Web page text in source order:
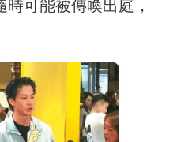
可能被傳喚出庭，